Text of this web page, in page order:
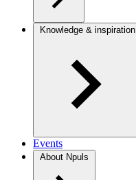
Knowledge & inspiration
Events
About Npuls